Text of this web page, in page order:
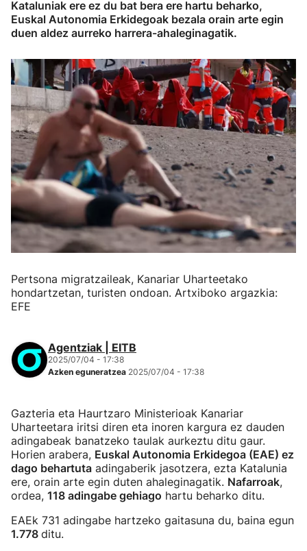
Kataluniak ere ez du bat bera ere hartu beharko,
Euskal Autonomia Erkidegoak bezala orain arte egin
duen aldez aurreko harrera-ahaleginagatik.
Pertsona migratzaileak, Kanariar Uharteetako
hondartzetan, turisten ondoan. Artxiboko argazkia:
EFE
Agentziak | EITB
2025/07/04 - 17:38
Azken eguneratzea 2025/07/04 - 17:38
Gazteria eta Haurtzaro Ministerioak Kanariar
Uharteetara iritsi diren eta inoren kargura ez dauden
adingabeak banatzeko taulak aurkeztu ditu gaur.
Horien arabera, Euskal Autonomia Erkidegoa (EAE) ez
dago behartuta adingaberik jasotzera, ezta Katalunia
ere, orain arte egin duten ahaleginagatik. Nafarroak,
ordea, 118 adingabe gehiago hartu beharko ditu.
EAEk 731 adingabe hartzeko gaitasuna du, baina egun
1.778 ditu.